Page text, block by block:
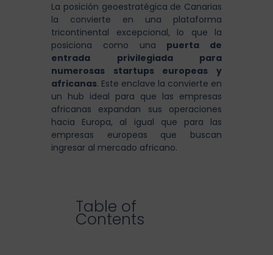
La posición geoestratégica de Canarias
la convierte en una plataforma
tricontinental excepcional, lo que la
posiciona como una puerta de
entrada privilegiada para
numerosas startups europeas y
africanas. Este enclave la convierte en
un hub ideal para que las empresas
africanas expandan sus operaciones
hacia Europa, al igual que para las
empresas europeas que buscan
ingresar al mercado africano.
Table of
Contents